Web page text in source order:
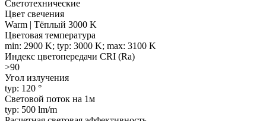
Светотехнические
Цвет свечения
Warm | Тёплый 3000 K
Цветовая температура
min: 2900 K; typ: 3000 K; max: 3100 K
Индекс цветопередачи CRI (Ra)
>90
Угол излучения
typ: 120 °
Световой поток на 1м
typ: 500 lm/m